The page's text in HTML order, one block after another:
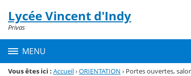
Menu de la rubrique
Contenu
Lycée Vincent d'Indy
Privas
MENU
Vous êtes ici : Accueil›ORIENTATION › Portes ouvertes,